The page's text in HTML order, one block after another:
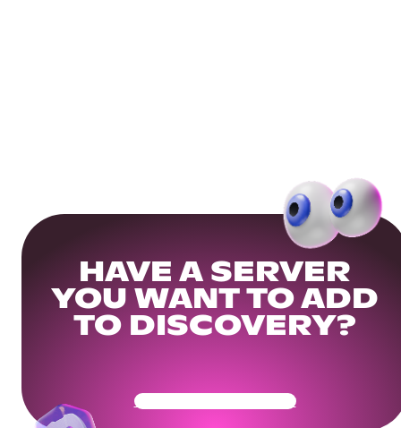
HAVE A SERVER
YOU WANT TO ADD
TO DISCOVERY?
Get Your Community Ready